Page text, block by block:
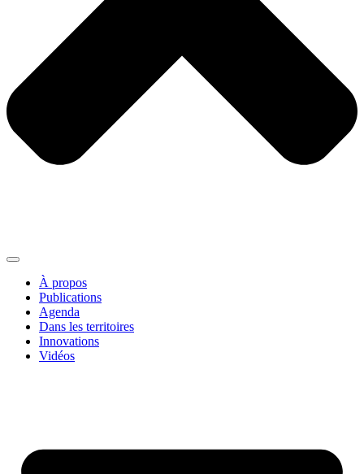
À propos
Publications
Agenda
Dans les territoires
Innovations
Vidéos